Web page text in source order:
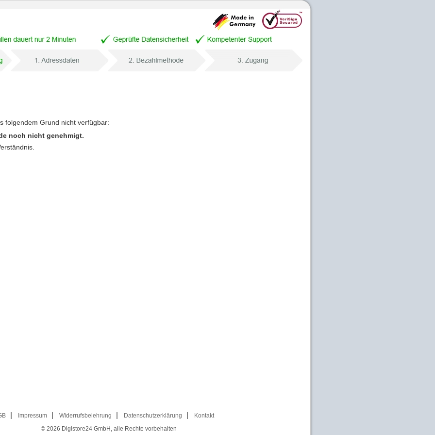
folgendem Grund nicht verfügbar:
noch nicht genehmigt.
Impressum Widerrufsbelehrung Datenschutzerklärung
Kontakt
© 2026 Digistore24 GmbH, alle Rechte vorbehalten